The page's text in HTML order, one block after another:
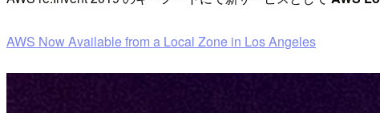
AWS Now Available from a Local Zone in Los Angeles